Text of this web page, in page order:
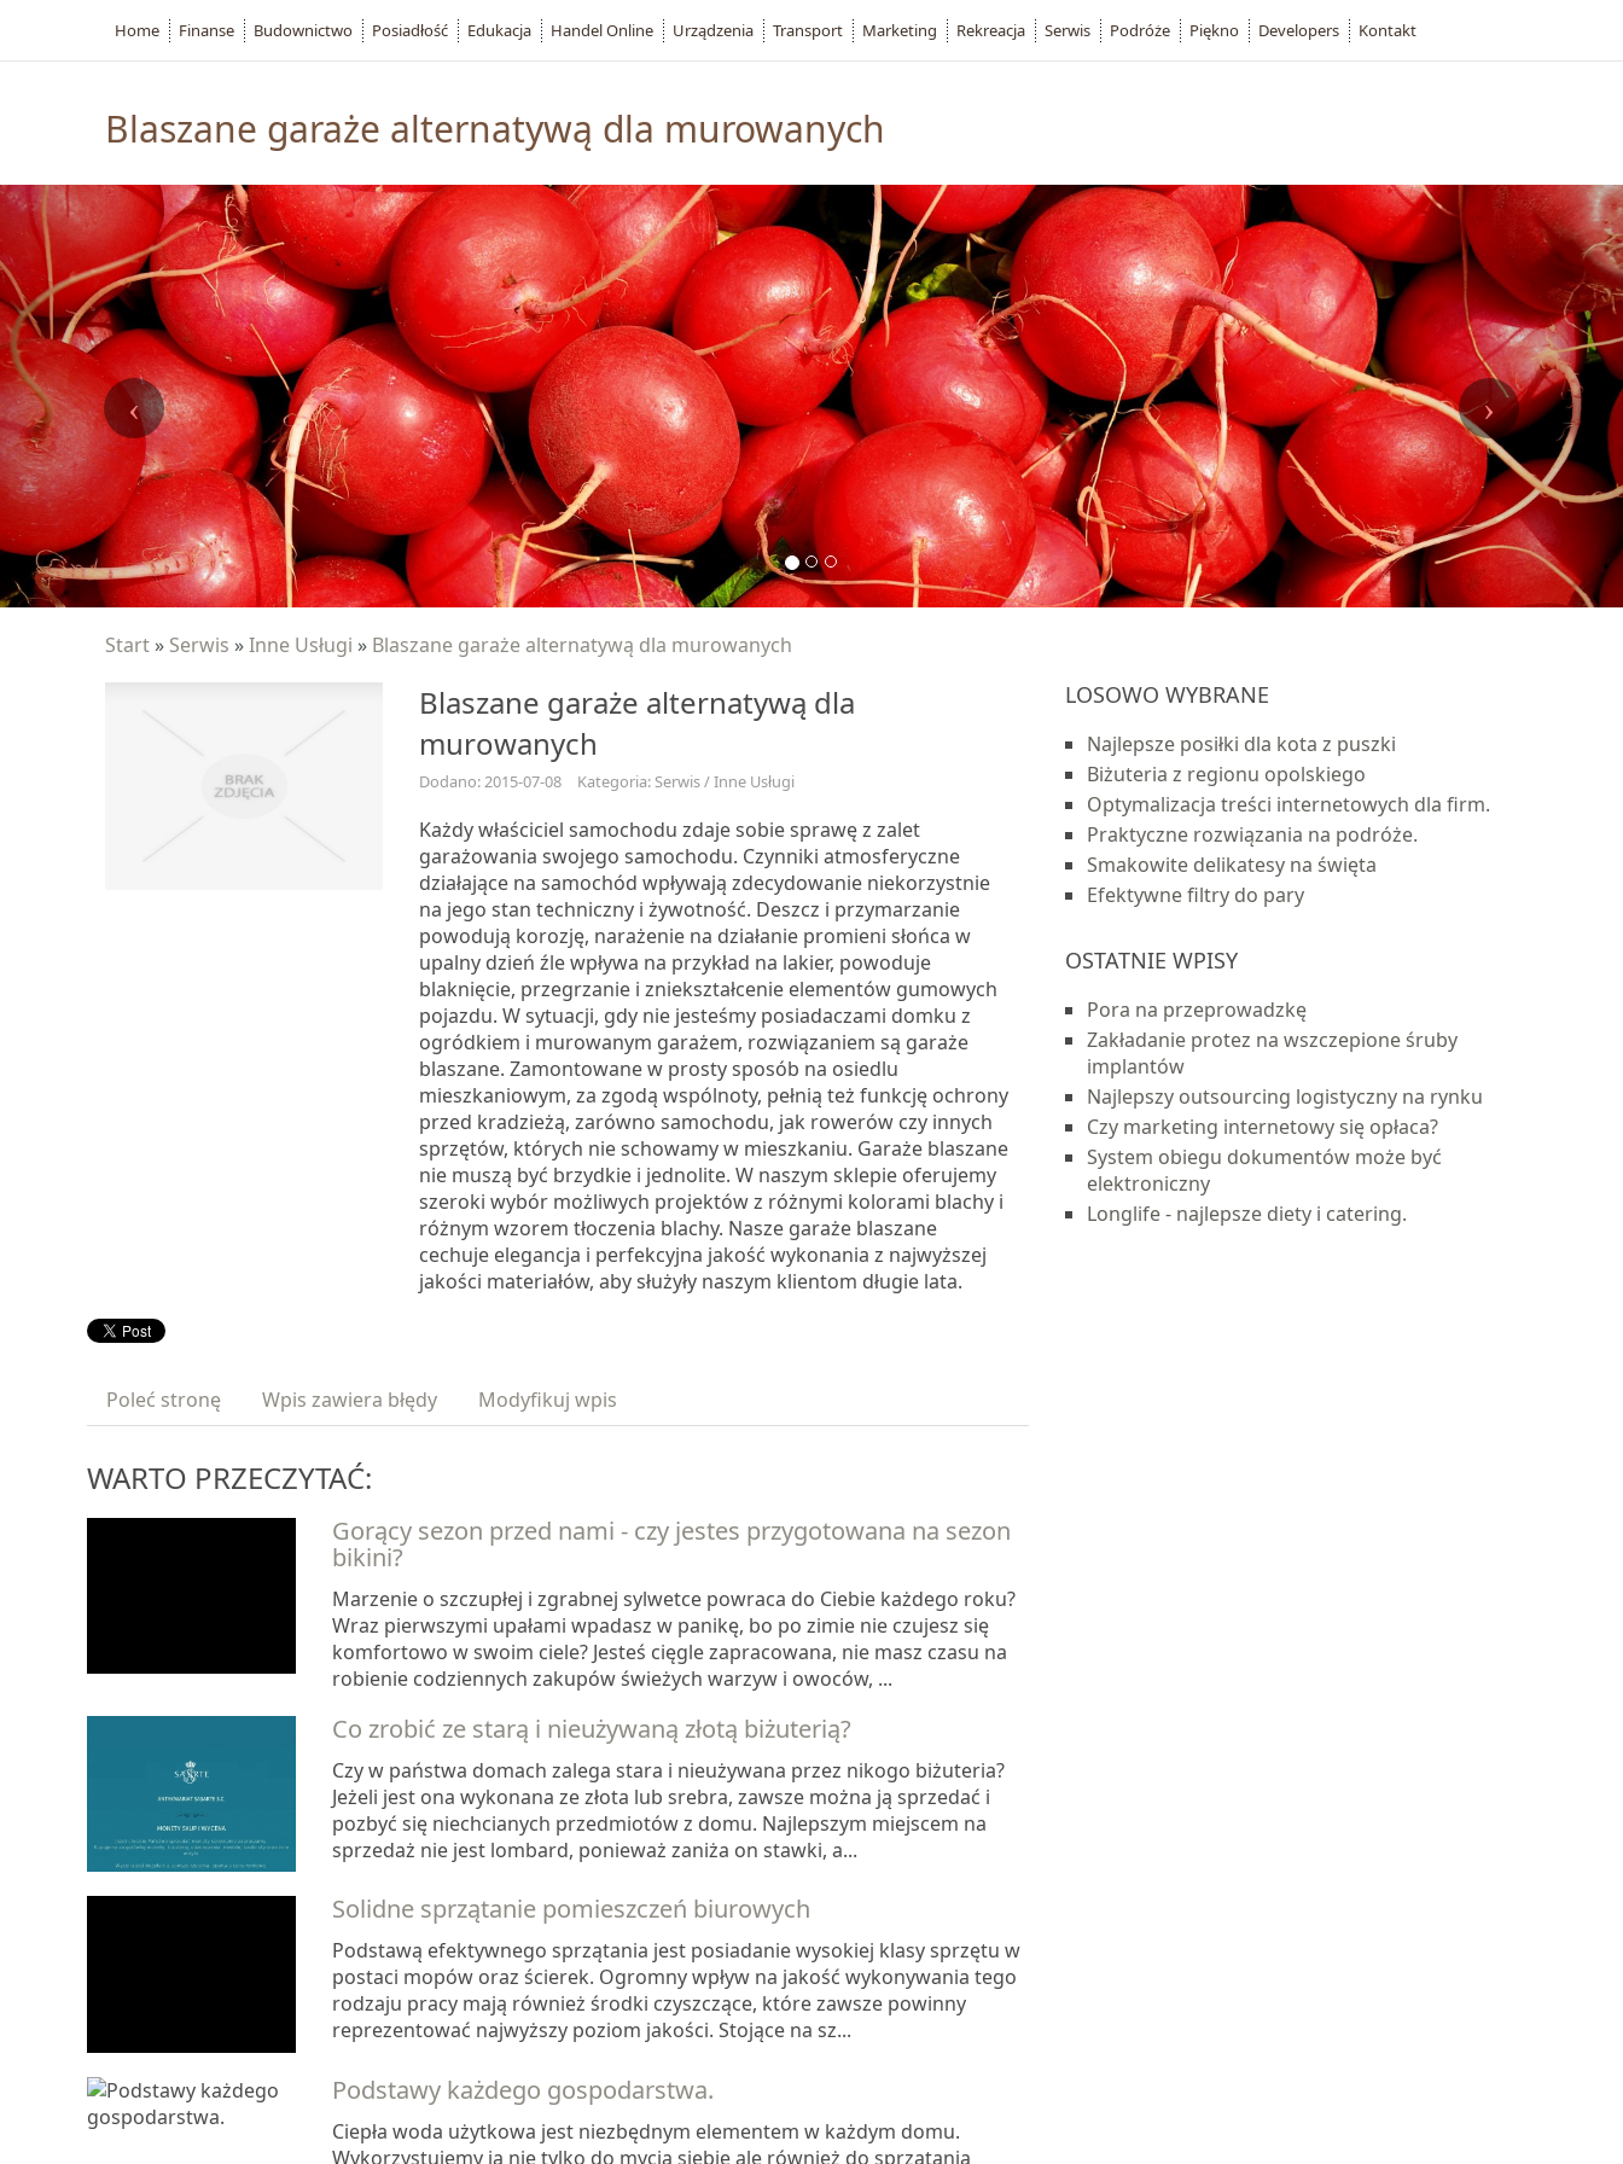
Blaszane garaże alternatywą dla murowanych
Start » Serwis »Inne Usługi » Blaszane garaże alternatywą dla murowanych
Blaszane garaże alternatywą dla
murowanych
Dodano: 2015-07-08 Kategoria: Serwis / Inne Usługi
Każdy właściciel samochodu zdaje sobie sprawę z zalet
garażowania swojego samochodu. Czynniki atmosferyczne
działające na samochód wpływają zdecydowanie niekorzystnie
na jego stan techniczny i żywotność. Deszcz i przymarzanie
powodują korozję, narażenie na działanie promieni słońca w
upalny dzień źle wpływa na przykład na lakier, powoduje
blaknięcie, przegrzanie i zniekształcenie elementów gumowych
pojazdu. W sytuacji, gdy nie jesteśmy posiadaczami domku z
ogródkiem i murowanym garażem, rozwiązaniem są garaże
blaszane. Zamontowane w prosty sposób na osiedlu
mieszkaniowym, za zgodą wspólnoty, pełnią też funkcję ochrony
przed kradzieżą, zarówno samochodu, jak rowerów czy innych
sprzętów, których nie schowamy w mieszkaniu. Garaże blaszane
nie muszą być brzydkie i jednolite. W naszym sklepie oferujemy
szeroki wybór możliwych projektów z różnymi kolorami blachy i
różnym wzorem tłoczenia blachy. Nasze garaże blaszane
cechuje elegancja i perfekcyjna jakość wykonania z najwyższej
jakości materiałów, aby służyły naszym klientom długie lata.
Poleć stronę Wpis zawiera błędy Modyfikuj wpis
WARTO PRZECZYTAĆ:
Gorący sezon przed nami - czy jestes przygotowana na sezon
bikini?
Marzenie o szczupłej i zgrabnej sylwetce powraca do Ciebie każdego roku?
Wraz pierwszymi upałami wpadasz w panikę, bo po zimie nie czujesz się
komfortowo w swoim ciele? Jesteś cięgle zapracowana, nie masz czasu na
robienie codziennych zakupów świeżych warzyw i owoców, ...
Co zrobić ze starą i nieużywaną złotą biżuterią?
Czy w państwa domach zalega stara i nieużywana przez nikogo biżuteria?
Jeżeli jest ona wykonana ze złota lub srebra, zawsze można ją sprzedać i
pozbyć się niechcianych przedmiotów z domu. Najlepszym miejscem na
sprzedaż nie jest lombard, ponieważ zaniża on stawki, a...
Solidne sprzątanie pomieszczeń biurowych
Podstawą efektywnego sprzątania jest posiadanie wysokiej klasy sprzętu w
postaci mopów oraz ścierek. Ogromny wpływ na jakość wykonywania tego
rodzaju pracy mają również środki czyszczące, które zawsze powinny
reprezentować najwyższy poziom jakości. Stojące na sz...
Podstawy każdego gospodarstwa.
Ciepła woda użytkowa jest niezbędnym elementem w każdym domu.
Wykorzystujemy ją nie tylko do mycia siebie ale również do sprzątania
LOSOWO WYBRANE
Najlepsze posiłki dla kota z puszki
Biżuteria z regionu opolskiego
Optymalizacja treści internetowych dla firm.
Praktyczne rozwiązania na podróże.
Smakowite delikatesy na święta
Efektywne filtry do pary
OSTATNIE WPISY
Pora na przeprowadzkę
Zakładanie protez na wszczepione śruby
implantów
Najlepszy outsourcing logistyczny na rynku
Czy marketing internetowy się opłaca?
System obiegu dokumentów może być
elektroniczny
Longlife - najlepsze diety i catering.
Home Finanse Budownictwo Posiadłość Edukacja Handel Online Urządzenia Transport Marketing Rekreacja Serwis Podróże Piękno Developers Kontakt